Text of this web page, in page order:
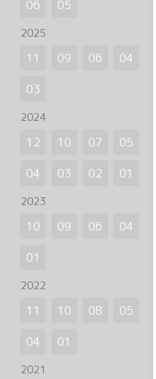
06 05
2025
11 09 06
04
03
2024
12 10 07
05
04
03 02 01
2023
10 09 06
04
01
2022
11 10 08
05
04
01
2021